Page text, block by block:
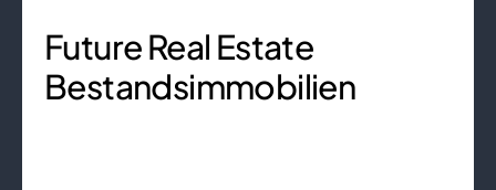
Future Real Estate
Bestandsimmobilien